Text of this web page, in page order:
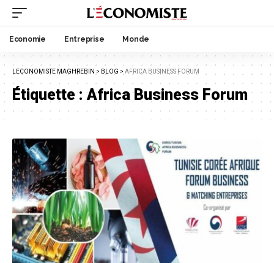
Economie Entreprise Monde
LECONOMISTE MAGHREBIN > BLOG > AFRICA BUSINESS FORUM
Étiquette :Africa Business Forum